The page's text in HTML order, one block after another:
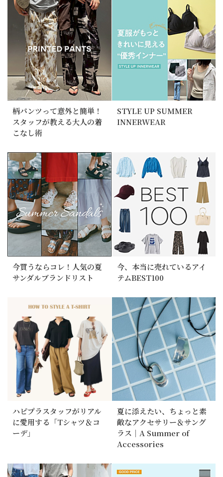
柄パンツって意外と簡単！
スタッフが教える大人の着
こなし術
STYLE UP SUMMER
INNERWEAR
今買うならコレ！人気の夏
サンダルブランドリスト
今、本当に売れているアイ
テムBEST100
ハピプラスタッフがリアル
に愛用する「Tシャツ＆コ
ーデ」
夏に添えたい、ちょっと素
敵なアクセサリー＆サング
ラス｜A Summer of
Accessories